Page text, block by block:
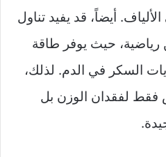
أيضاً، قد يفيد تناول
رياضية، حيث يوفر طاقة
السكر في الدم. لذلك،
فقط لفقدان الوزن بل